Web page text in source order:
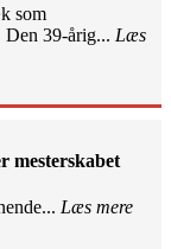
som
Den 39-årig... Læs
mesterskabet
Læs mere